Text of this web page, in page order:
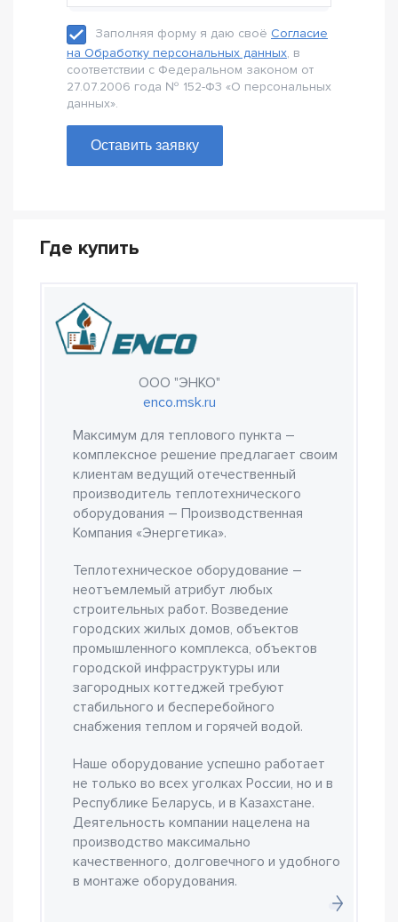
Заполняя форму я даю своё Согласие
на Обработку персональных данных, в
соответствии с Федеральном законом от
27.07.2006 года № 152-Ф3 «О персональных
данных».
Оставить заявку
Где купить
ООО "ЭНКО"
enco.msk.ru
Максимум для теплового пункта –
комплексное решение предлагает своим
клиентам ведущий отечественный
производитель теплотехнического
оборудования – Производственная
Компания «Энергетика».
Теплотехническое оборудование –
неотъемлемый атрибут любых
строительных работ. Возведение
городских жилых домов, объектов
промышленного комплекса, объектов
городской инфраструктуры или
загородных коттеджей требуют
стабильного и бесперебойного
снабжения теплом и горячей водой.
Наше оборудование успешно работает
не только во всех уголках России, но и в
Республике Беларусь, и в Казахстане.
Деятельность компании нацелена на
производство максимально
качественного, долговечного и удобного
в монтаже оборудования.